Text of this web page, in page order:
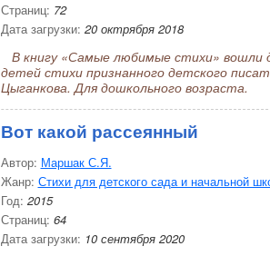
Страниц: 72
Дата загрузки: 20 октрября 2018
В книгу «Самые любимые стихи» вошли
детей стихи признанного детского
Цыганкова. Для дошкольного возраста.
Вот какой рассеянный
Автор: Маршак С.Я.
Жанр: Стихи для детского сада и начальной
Год: 2015
Страниц: 64
Дата загрузки: 10 сентября 2020